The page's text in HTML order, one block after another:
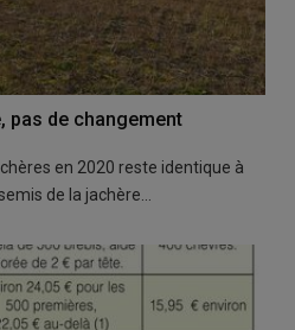
pas de changement
en 2020 reste identique à
de la jachère…